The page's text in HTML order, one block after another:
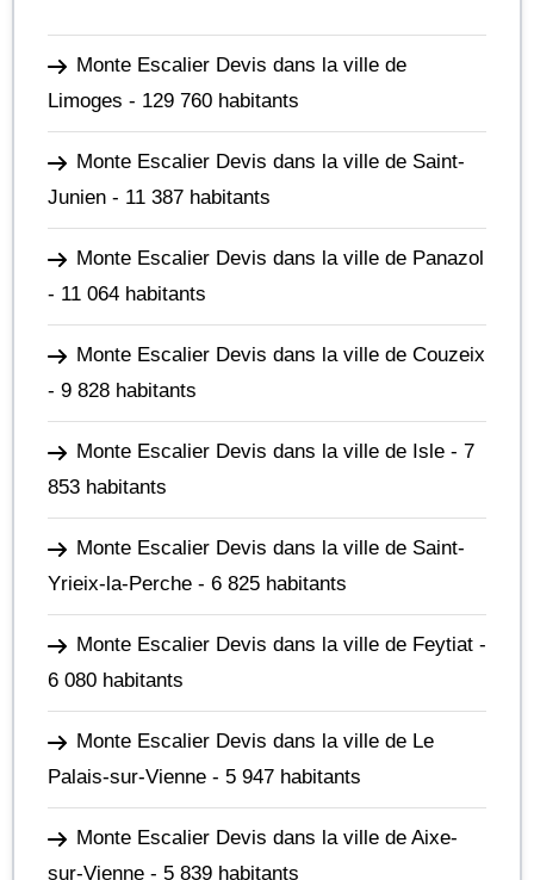
Monte Escalier Devis dans la ville de
Limoges - 129 760 habitants
Monte Escalier Devis dans la ville de Saint-
Junien - 11 387 habitants
Monte Escalier Devis dans la ville de Panazol
- 11 064 habitants
Monte Escalier Devis dans la ville de Couzeix
- 9 828 habitants
Monte Escalier Devis dans la ville de Isle - 7
853 habitants
Monte Escalier Devis dans la ville de Saint-
Yrieix-la-Perche - 6 825 habitants
Monte Escalier Devis dans la ville de Feytiat -
6 080 habitants
Monte Escalier Devis dans la ville de Le
Palais-sur-Vienne - 5 947 habitants
Monte Escalier Devis dans la ville de Aixe-
sur-Vienne - 5 839 habitants